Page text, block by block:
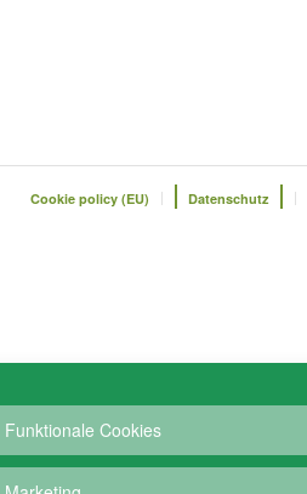
Funktionale Cookies
Cookie policy (EU) Datenschutz